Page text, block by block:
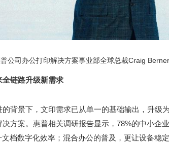
普公司办公打印解决方案事业部全球总裁Craig
链路升级新需求
背景下，文印需求已从单一的基础输出，升级
方案。惠普相关调研报告显示，78%的中小企
档数字化效率；混合办公的普及，更让设备稳